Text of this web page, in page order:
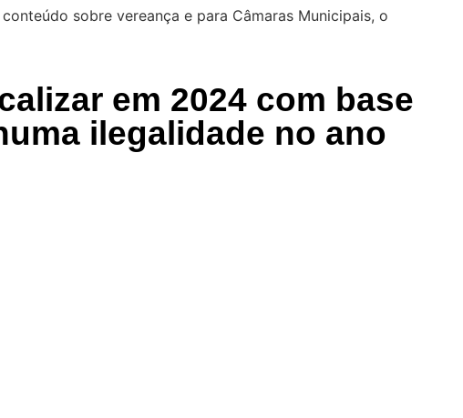
sobre vereança e para Câmaras Municipais, o
em 2024 com base
ilegalidade no ano